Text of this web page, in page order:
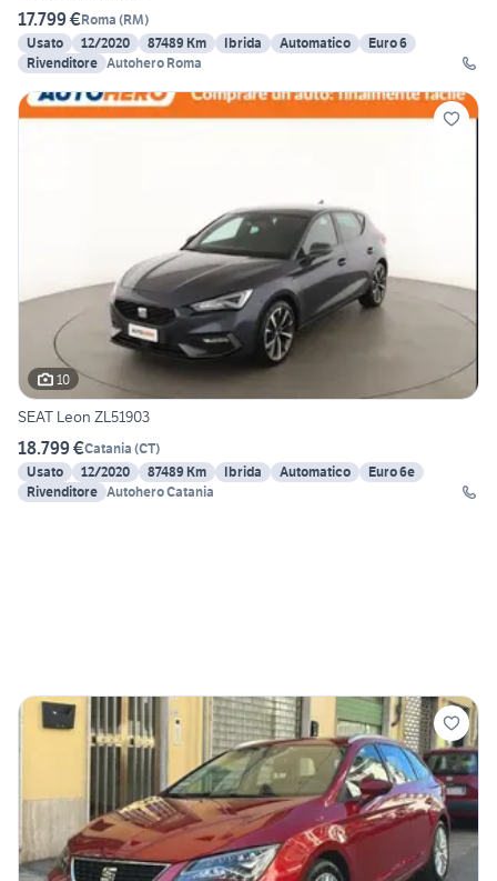
17.799 €Roma (RM)
Usato
12/2020 87489 Km Ibrida Automatico
Euro 6
Rivenditore Autohero Roma
10
SEAT Leon ZL51903
18.799 €Catania (CT)
Usato
12/2020 87489 Km Ibrida Automatico
Euro 6e
Rivenditore Autohero Catania